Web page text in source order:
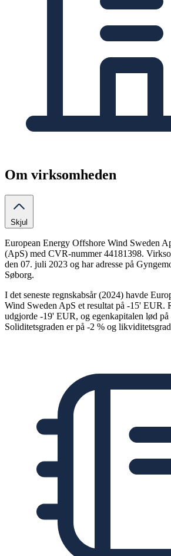
Om virksomheden
Skjul
European Energy Offshore Wind Sweden
(ApS) med CVR-nummer 44181398.
den 07. juli 2023 og har adresse på
Søborg.
I det seneste regnskabsår (2024) havde
Wind Sweden ApS et resultat på -15' EUR.
udgjorde -19' EUR, og egenkapitalen lød
Soliditetsgraden er på -2 % og